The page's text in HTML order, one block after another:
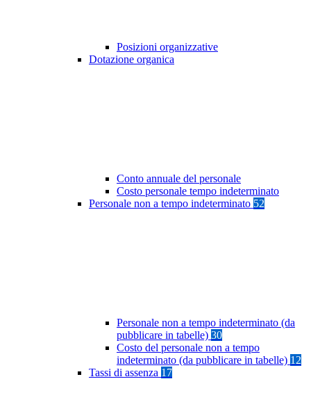
Posizioni organizzative
Dotazione organica
Conto annuale del personale
Costo personale tempo indeterminato
Personale non a tempo indeterminato 52
Personale non a tempo indeterminato (da
pubblicare in tabelle) 30
Costo del personale non a tempo
indeterminato (da pubblicare in tabelle) 12
Tassi di assenza 17